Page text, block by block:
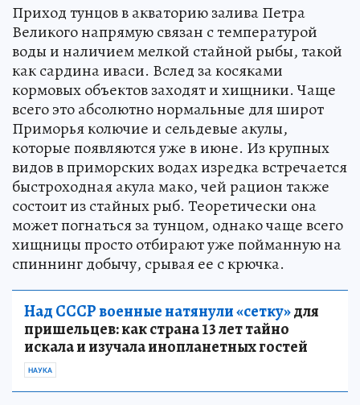
Приход тунцов в акваторию залива Петра
Великого напрямую связан с температурой
воды и наличием мелкой стайной рыбы, такой
как сардина иваси. Вслед за косяками
кормовых объектов заходят и хищники. Чаще
всего это абсолютно нормальные для широт
Приморья колючие и сельдевые акулы,
которые появляются уже в июне. Из крупных
видов в приморских водах изредка встречается
быстроходная акула мако, чей рацион также
состоит из стайных рыб. Теоретически она
может погнаться за тунцом, однако чаще всего
хищницы просто отбирают уже пойманную на
спиннинг добычу, срывая ее с крючка.
Над СССР военные натянули «сетку»для
пришельцев: как страна 13 лет тайно
искала и изучала инопланетных гостей
НАУКА